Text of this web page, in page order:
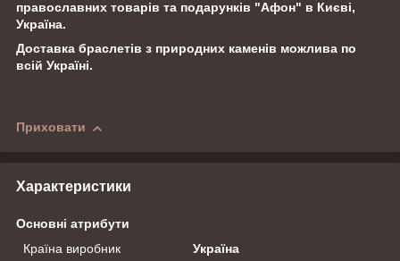
православних товарів та подарунків "Афон" в Києві,
Україна.
Доставка браслетів з природних каменів можлива по
всій Україні.
Приховати
Характеристики
Основні атрибути
Країна виробник
Україна